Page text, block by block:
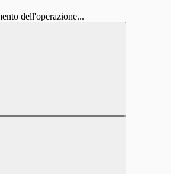
dell'operazione...